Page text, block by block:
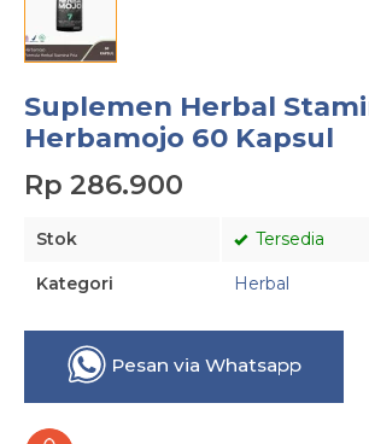
Suplemen Herbal
Herbamojo 60 Kapsul
Rp 286.900
Stok Tersedia
Kategori Herbal
Pesan via Whatsapp